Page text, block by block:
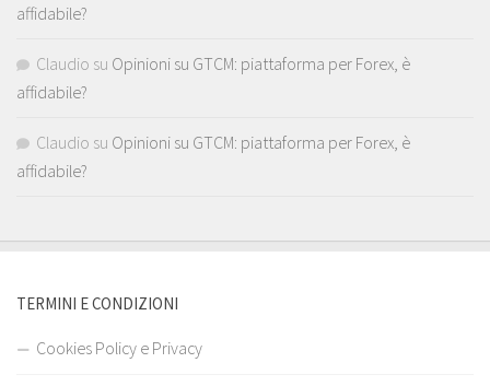
affidabile?
Claudio su Opinioni su GTCM: piattaforma per Forex, è
affidabile?
Claudio su Opinioni su GTCM: piattaforma per Forex, è
affidabile?
TERMINI E CONDIZIONI
Cookies Policy e Privacy